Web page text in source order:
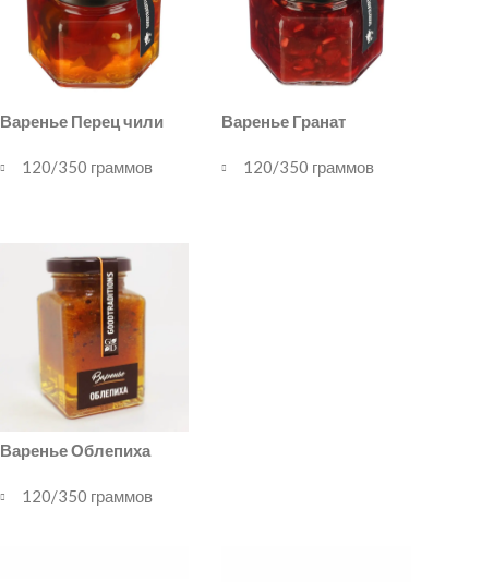
Варенье Перец чили
120/350 граммов
Варенье Гранат
120/350 граммов
Варенье Облепиха
120/350 граммов